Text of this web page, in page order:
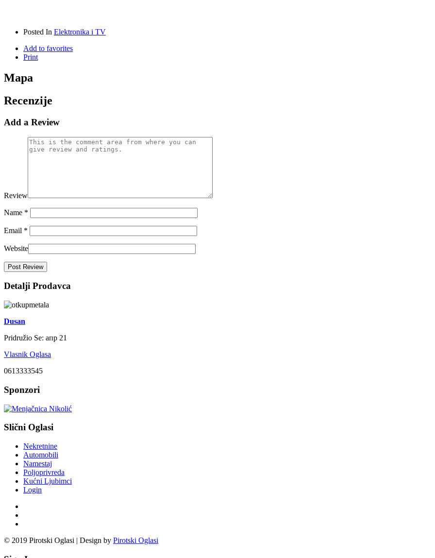
Posted In Elektronika i TV
Add to favorites
Print
Mapa
Recenzije
Add a Review
Review
Name *
Email *
Website
Detalji Prodavca
Dusan
Pridružio Se: апр 21
Vlasnik Oglasa
0613333545
Sponzori
Slični Oglasi
Nekretnine
Automobili
Namestaj
Poljoprivreda
Kućni Ljubimci
Login
© 2019 Pirotski Oglasi | Design by Pirotski Oglasi